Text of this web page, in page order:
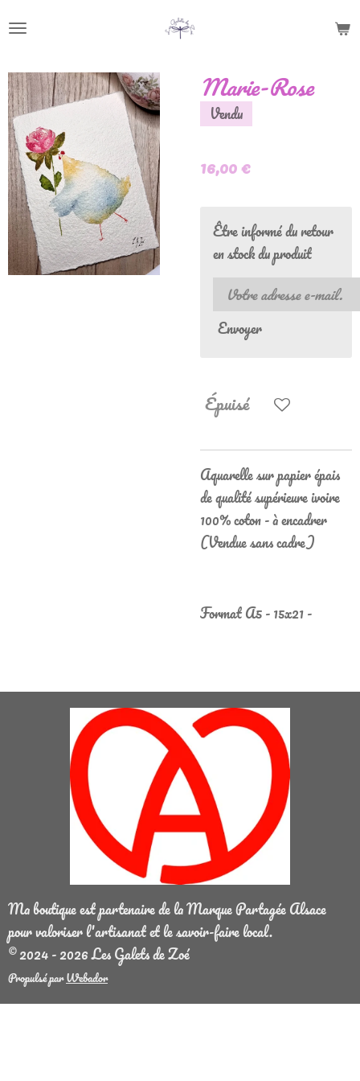
principal
Marie-Rose
Vendu
16,00 €
Être informé du retour
en stock du produit
Envoyer
Épuisé
Aquarelle sur papier épais
de qualité supérieure ivoire
100% coton - à encadrer
(Vendue sans cadre)
Format A5 - 15x21 -
Ma boutique est partenaire de la Marque Partagée Alsace
pour valoriser l'artisanat et le savoir-faire local.
© 2024 - 2026 Les Galets de Zoé
Propulsé parWebador